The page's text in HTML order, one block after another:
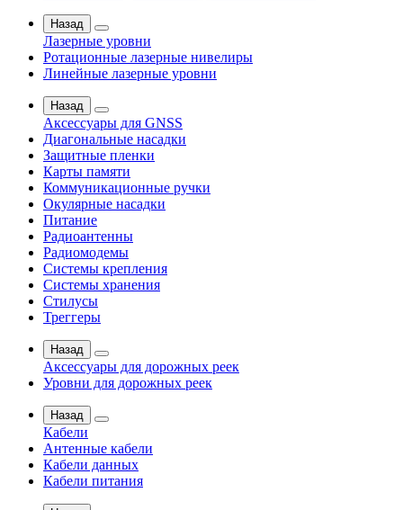
Назад
Лазерные уровни
Ротационные лазерные нивелиры
Линейные лазерные уровни
Назад
Аксессуары для GNSS
Диагональные насадки
Защитные пленки
Карты памяти
Коммуникационные ручки
Окулярные насадки
Питание
Радиоантенны
Радиомодемы
Системы крепления
Системы хранения
Стилусы
Треггеры
Назад
Аксессуары для дорожных реек
Уровни для дорожных реек
Назад
Кабели
Антенные кабели
Кабели данных
Кабели питания